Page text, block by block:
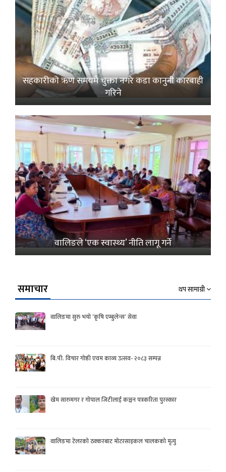
सहकारीको ऋण समयमै चुक्ता नगरे कडा कानुनी कारबाही
गरिने
वालिङले ‘एक स्वास्थ्य’ नीति लागू गर्ने
समाचार थप सामाग्री
वालिङमा सुरु भयो ‘कृषि एम्बुलेन्स’ सेवा
बि.पी. विचार गोष्ठी एवम काव्य उत्सव- २०८३ सम्पन्न
खेम सारुमगर र गोपाल जिटीलाई कञ्चन पत्रकरिता पुरस्कार
वालिङमा टेलरको ठक्करबाट मोटरसाइकल चालकको मृत्यु